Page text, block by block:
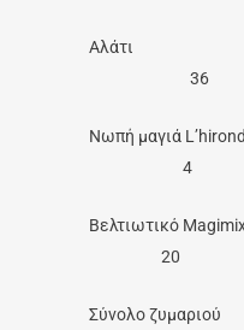
36
Νωπή μαγιά
4
Βελτιωτικό
20
Σύνολο